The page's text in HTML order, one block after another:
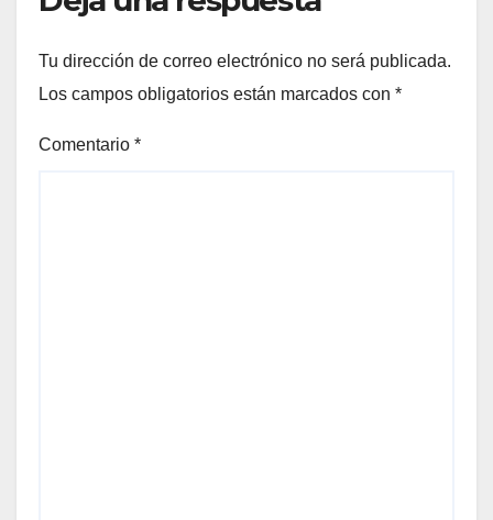
Tu dirección de correo electrónico no será publicada.
Los campos obligatorios están marcados con *
Comentario *